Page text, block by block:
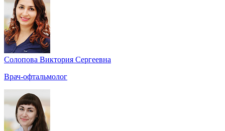
Солопова Виктория Сергеевна
Врач-офтальмолог